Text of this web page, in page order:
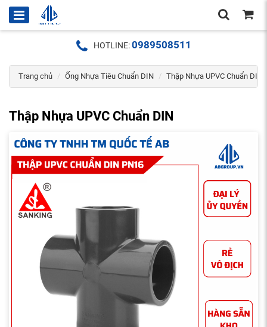
HOTLINE:0989508511
Trang chủ Ống Nhựa Tiêu Chuẩn DIN Thập Nhựa UPVC Chuẩn DIN
Thập Nhựa UPVC Chuẩn DIN